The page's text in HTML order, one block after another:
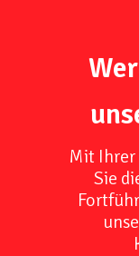
Mit Ihrer
Sie